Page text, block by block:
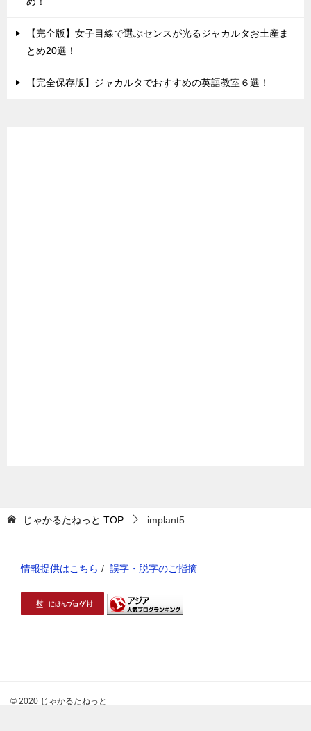
【完全版】女子目線で選ぶセンスが光るジャカルタお土産ま
とめ20選！
【完全保存版】ジャカルタでおすすめの英語教室６選！
じゃかるたねっと TOP implant5
情報提供はこちら / 誤字・脱字のご指摘
© 2020 じゃかるたねっと